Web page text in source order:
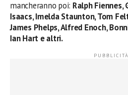
mancheranno poi: Ralph Fiennes,
Isaacs, Imelda Staunton, Tom
James Phelps, Alfred Enoch,
Ian Hart e altri.